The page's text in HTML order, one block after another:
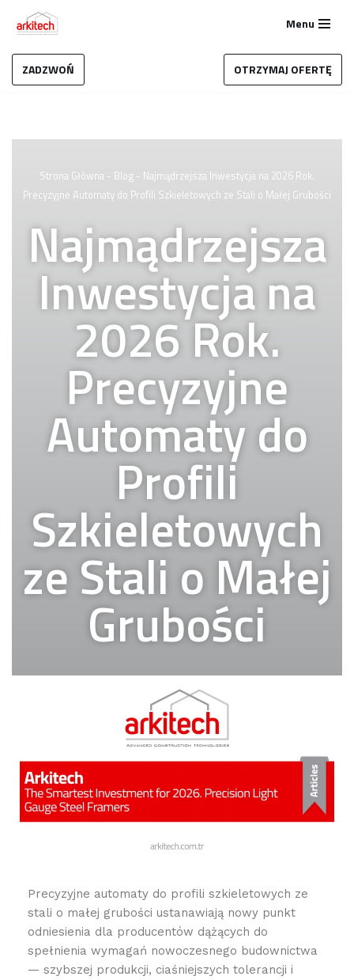
do
treści
Menu
ZADZWOŃ OTRZYMAJ OFERTĘ
Strona Główna - Blog - Najmądrzejsza Inwestycja na 2026 Rok.
Precyzyjne Automaty do Profili Szkieletowych ze Stali o Małej Grubości
Najmądrzejsza
Inwestycja na
2026 Rok.
Precyzyjne
Automaty do
Profili
Szkieletowych
ze Stali o Małej
Grubości
Precyzyjne automaty do profili szkieletowych ze
stali o małej grubości ustanawiają nowy punkt
odniesienia dla producentów dążących do
spełnienia wymagań nowoczesnego budownictwa
— szybszej produkcji, ciaśniejszych tolerancji i